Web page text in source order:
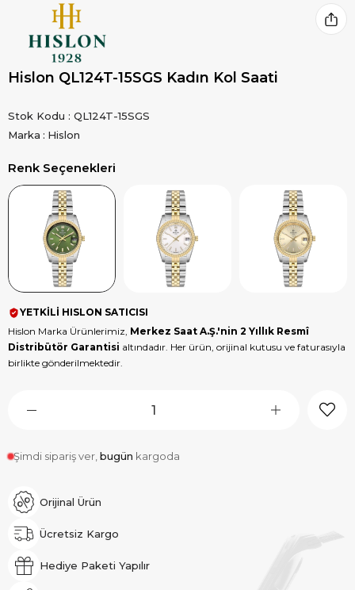
Hislon QL124T-15SGS Kadın Kol Saati
Stok Kodu
QL124T-15SGS
Marka : Hislon
Renk Seçenekleri
YETKİLİ HISLON SATICISI
Hislon Marka Ürünlerimiz, Merkez Saat A.Ş.'nin 2 Yıllık Resmî
Distribütör Garantisi altındadır. Her ürün, orijinal kutusu ve faturasıyla
birlikte gönderilmektedir.
Şimdi sipariş ver, bugün kargoda
Orijinal Ürün
Ücretsiz Kargo
Hediye Paketi Yapılır